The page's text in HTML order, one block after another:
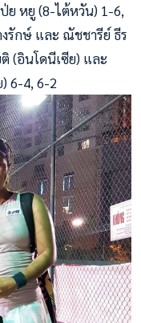
ย หยู (8-ไต้หวัน) 1-6,
รักษ์ และ ณัชชารีย์ ธีร
(อินโดนีเซีย) และ
6-4, 6-2